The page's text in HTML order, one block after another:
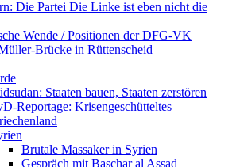
Die Partei Die Linke ist eben nicht die
Wende / Positionen der DFG-VK
Brücke in Rüttenscheid
Staaten bauen, Staaten zerstören
Reportage: Krisengeschütteltes
Brutale Massaker in Syrien
Gespräch mit Baschar al Assad